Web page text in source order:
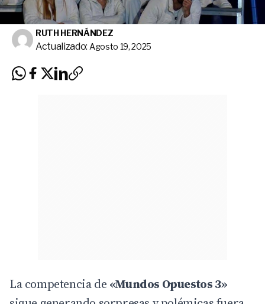
RUTH HERNÁNDEZ
Actualizado: Agosto 19, 2025
La competencia de «Mundos Opuestos 3»